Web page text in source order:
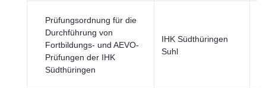
Prüfungsordnung für die
Durchführung von
Fortbildungs- und AEVO-
Prüfungen der IHK
Südthüringen
IHK Südthüringen
Suhl